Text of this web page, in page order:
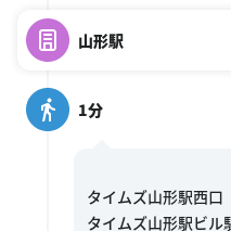
山形駅
1分
タイムズ山形駅西口
タイムズ山形駅ビ